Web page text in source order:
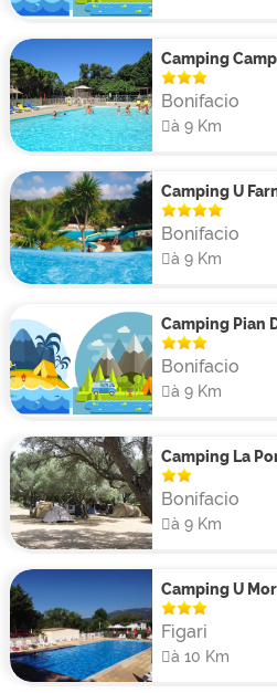
mobil-homes spacieux et
jusqu’à 6 personnes.
Camping
Bonifacio
à 9 Km
Camping U
Bonifacio
à 9 Km
Camping Pian
Bonifacio
à 9 Km
Camping La
Bonifacio
à 9 Km
Camping U
Figari
à 10 Km